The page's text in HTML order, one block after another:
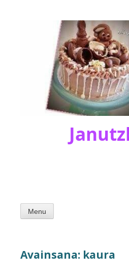
Menu
Avainsana: kaura